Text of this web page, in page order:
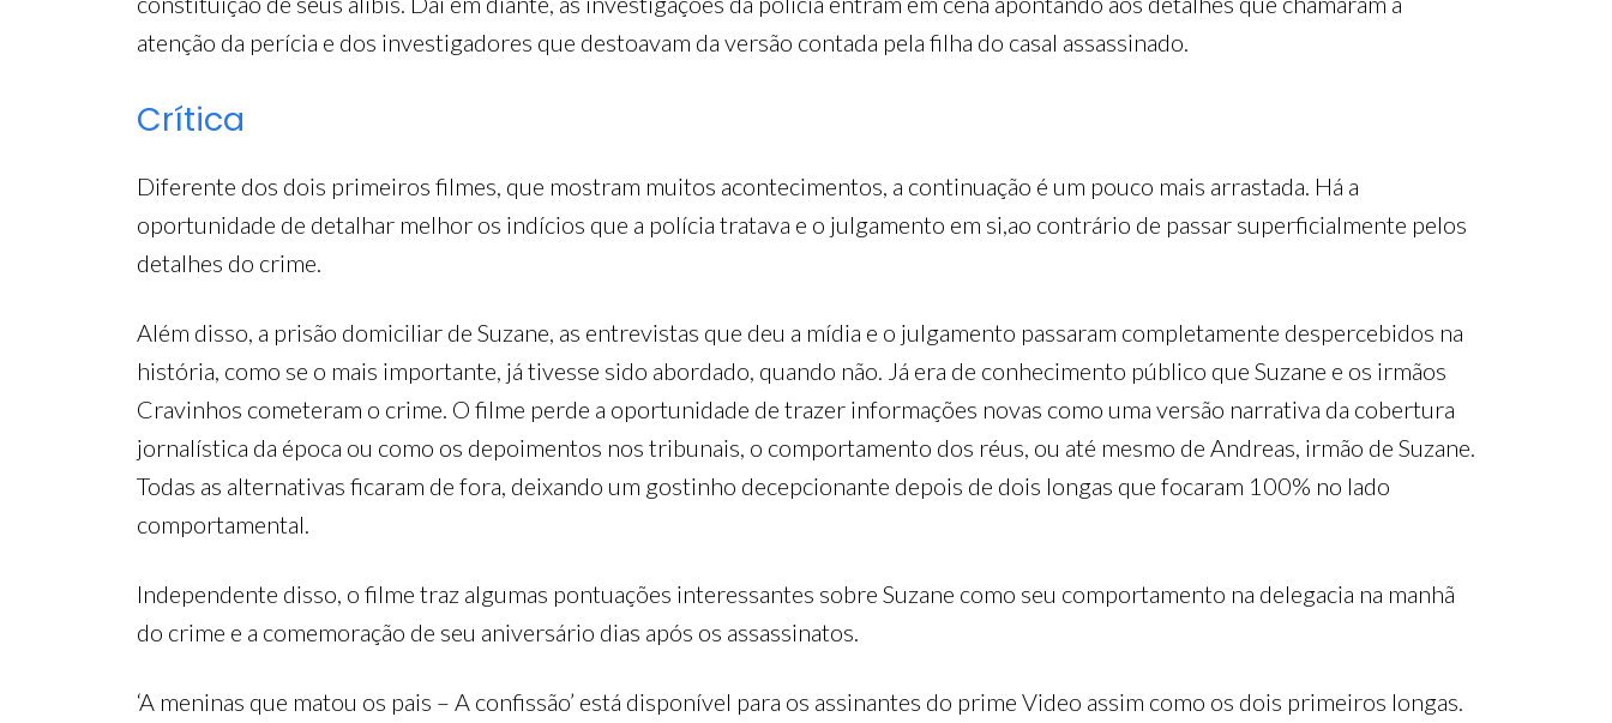
atenção da perícia e dos investigadores que destoavam da versão contada pela filha do casal assassinado.
Crítica
Diferente dos dois primeiros filmes, que mostram muitos acontecimentos, a continuação é um pouco mais arrastada. Há a
oportunidade de detalhar melhor os indícios que a polícia tratava e o julgamento em si,ao contrário de passar superficialmente pelos
detalhes do crime.
Além disso, a prisão domiciliar de Suzane, as entrevistas que deu a mídia e o julgamento passaram completamente despercebidos na
história, como se o mais importante, já tivesse sido abordado, quando não. Já era de conhecimento público que Suzane e os irmãos
Cravinhos cometeram o crime. O filme perde a oportunidade de trazer informações novas como uma versão narrativa da cobertura
jornalística da época ou como os depoimentos nos tribunais, o comportamento dos réus, ou até mesmo de Andreas, irmão de Suzane.
Todas as alternativas ficaram de fora, deixando um gostinho decepcionante depois de dois longas que focaram 100% no lado
comportamental.
Independente disso, o filme traz algumas pontuações interessantes sobre Suzane como seu comportamento na delegacia na manhã
do crime e a comemoração de seu aniversário dias após os assassinatos.
‘A meninas que matou os pais – A confissão’ está disponível para os assinantes do prime Video assim como os dois primeiros longas.